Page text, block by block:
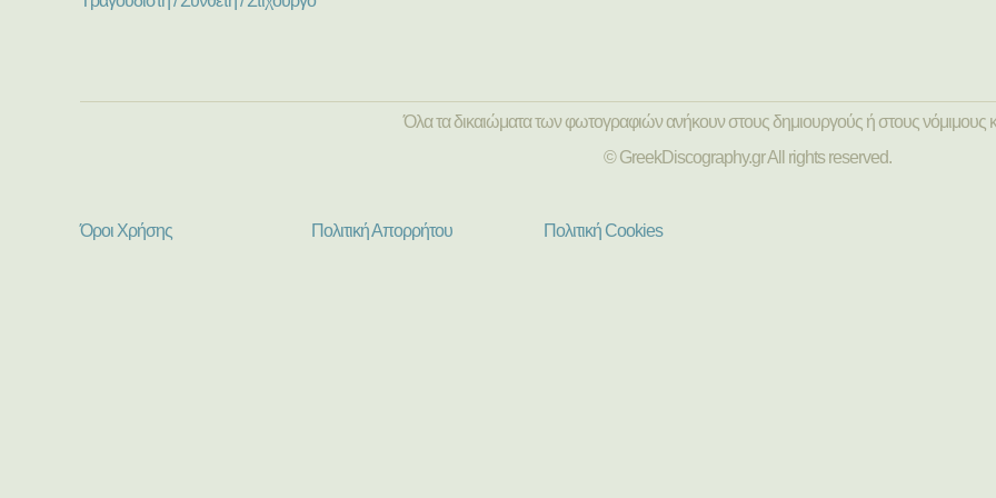
Όλα τα δικαιώματα των φωτογραφιών ανήκουν στους δημιουργούς ή στους νόμιμους
© GreekDiscography.gr All rights reserved.
Όροι Χρήσης Πολιτική Απορρήτου Πολιτική Cookies